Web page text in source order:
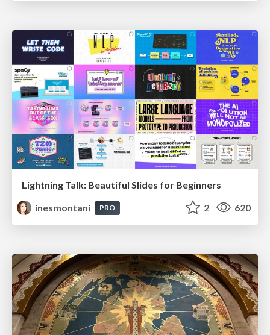
Lightning Talk: Beautiful Slides for Beginners
inesmontani
PRO 2 620